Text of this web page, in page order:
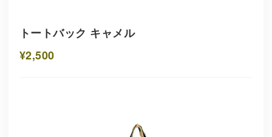
トートバック キャメル
¥2,500